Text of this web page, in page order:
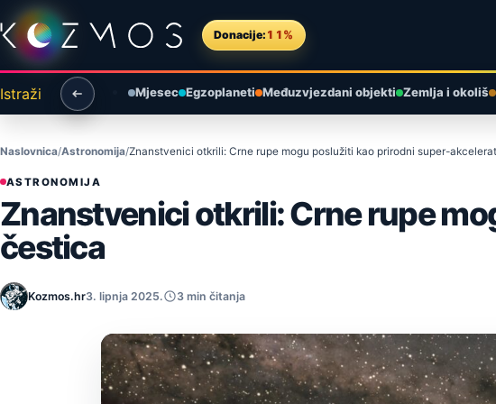
Preskoči na sadržaj
Donacije: 11%
Istraži Mjesec Egzoplaneti Međuzvjezdani objekti Zemlja i okoliš
Naslovnica Astronomija Znanstvenici otkrili: Crne rupe mogu poslužiti kao prirodni super-
ASTRONOMIJA
Znanstvenici otkrili: Crne rupe
čestica
Kozmos.hr3. lipnja 2025. 3 min čitanja